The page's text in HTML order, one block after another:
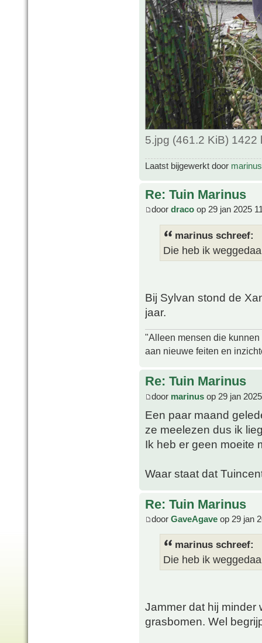
5.jpg (461.2 KiB) 1422
Laatst bijgewerkt door marinus
Re: Tuin Marinus
door draco op 29 jan 2025
marinus schreef:
Die heb ik
Bij Sylvan stond de
jaar.
"Alleen mensen die
aan nieuwe feiten en
Re: Tuin Marinus
door marinus op 29 jan
Een paar maand
ze meelezen dus ik
Ik heb er geen moeite
Waar staat dat
Re: Tuin Marinus
door GaveAgave op 29 jan
marinus schreef:
Die heb ik
Jammer dat hij minder
grasbomen. Wel